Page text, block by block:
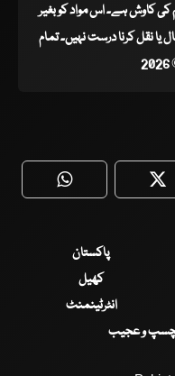
کی کاوش ہے۔ اس مواد کو بغیر
نقل کرنا درست نہیں۔ تمام
WhatsApp
پاکستان
کھیل
انٹرٹینمنٹ
و عجیب